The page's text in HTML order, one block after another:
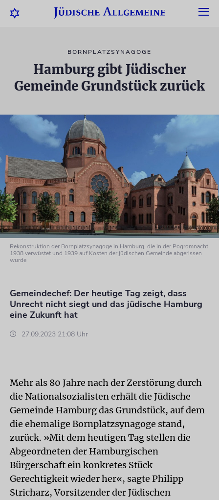
BORNPLATZSYNAGOGE
Hamburg gibt Jüdischer
Gemeinde Grundstück zurück
Rekonstruktion der Bornplatzsynagoge in Hamburg, die in der Pogromnacht
1938 verwüstet und 1939 auf Kosten der jüdischen Gemeinde abgerissen
wurde
Gemeindechef: Der heutige Tag zeigt, dass
Unrecht nicht siegt und das jüdische Hamburg
eine Zukunft hat
27.09.2023 21:08 Uhr
Mehr als 80 Jahre nach der Zerstörung durch
die Nationalsozialisten erhält die Jüdische
Gemeinde Hamburg das Grundstück, auf dem
die ehemalige Bornplatzsynagoge stand,
zurück. »Mit dem heutigen Tag stellen die
Abgeordneten der Hamburgischen
Bürgerschaft ein konkretes Stück
Gerechtigkeit wieder her«, sagte Philipp
Stricharz, Vorsitzender der Jüdischen